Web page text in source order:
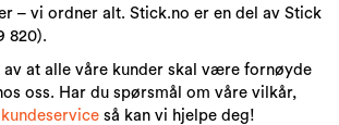
– vi ordner alt. Stick.no er en del av Stick
820).
at alle våre kunder skal være fornøyde
oss. Har du spørsmål om våre vilkår,
kundeservice så kan vi hjelpe deg!